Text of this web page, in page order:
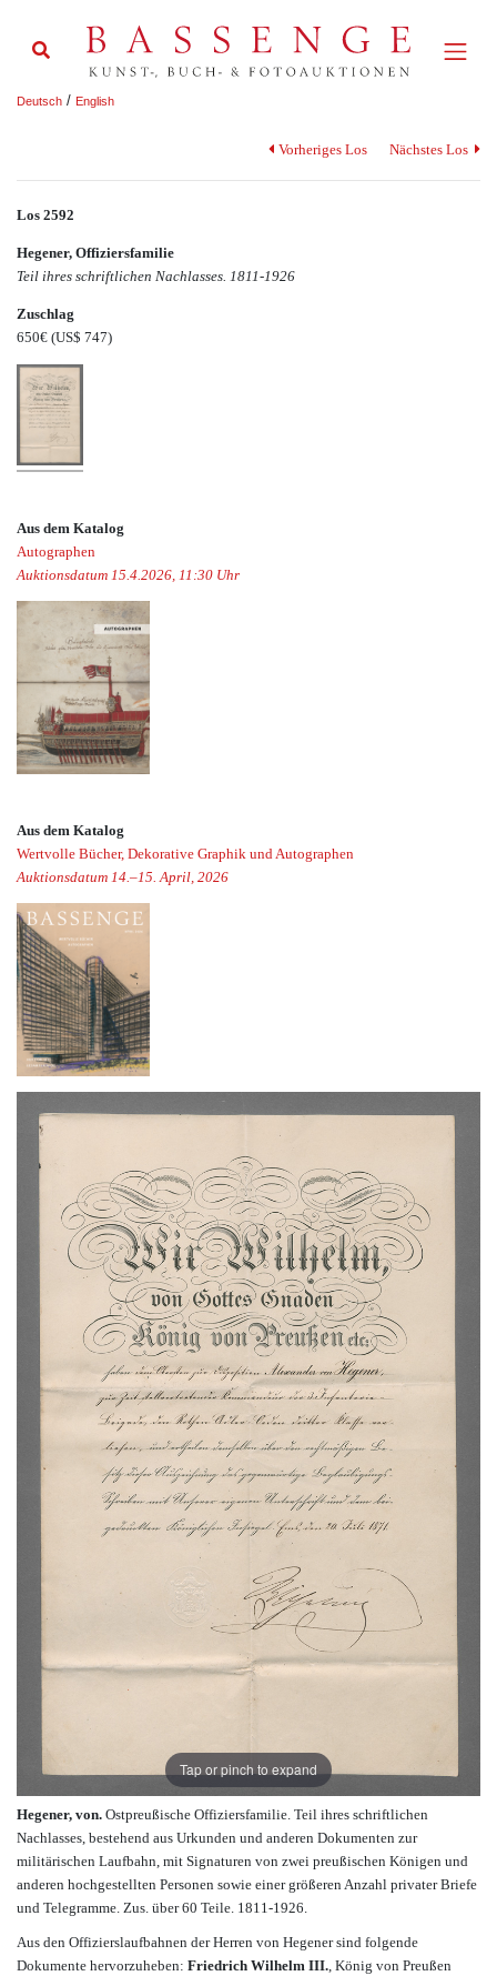
Deutsch / English
Vorheriges Los Nächstes Los
Los 2592
Hegener, Offiziersfamilie
Teil ihres schriftlichen Nachlasses. 1811-1926
Zuschlag
650€ (US$ 747)
Aus dem Katalog
Autographen
Auktionsdatum 15.4.2026, 11:30 Uhr
Aus dem Katalog
Wertvolle Bücher, Dekorative Graphik und Autographen
Auktionsdatum 14.–15. April, 2026
Tap or pinch to expand
Hegener, von. Ostpreußische Offiziersfamilie. Teil ihres schriftlichen
Nachlasses, bestehend aus Urkunden und anderen Dokumenten zur
militärischen Laufbahn, mit Signaturen von zwei preußischen Königen und
anderen hochgestellten Personen sowie einer größeren Anzahl privater Briefe
und Telegramme. Zus. über 60 Teile. 1811-1926.
Aus den Offizierslaufbahnen der Herren von Hegener sind folgende
Dokumente hervorzuheben: Friedrich Wilhelm III., König von Preußen